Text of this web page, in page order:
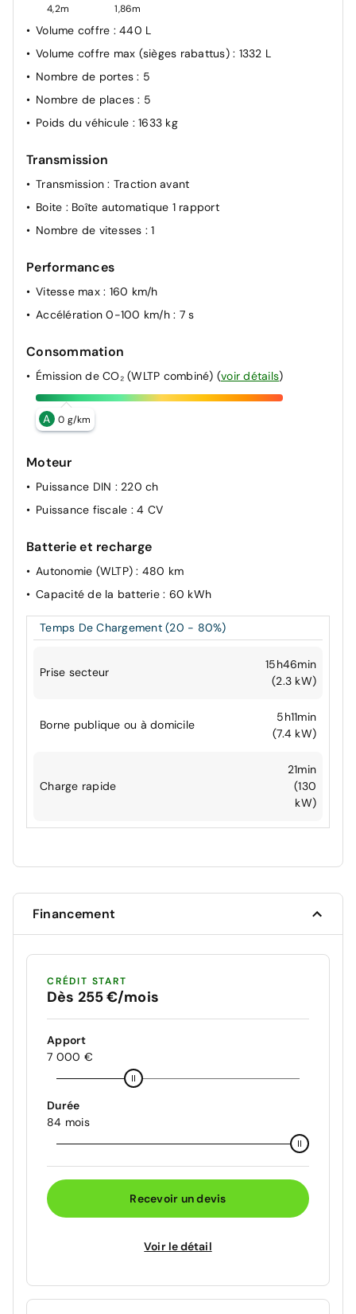
4,2m 1,86m
Volume coffre : 440 L
Volume coffre max (sièges rabattus) : 1332 L
Nombre de portes: 5
Nombre de places: 5
Poids du véhicule : 1633 kg
Transmission
Transmission: Traction avant
Boite : Boîte automatique 1 rapport
Nombre de vitesses : 1
Performances
Vitesse max : 160 km/h
Accélération 0-100 km/h : 7 s
Consommation
Émission de CO₂ (WLTP combiné) (voir détails)
A 0 g/km
Moteur
Puissance DIN : 220 ch
Puissance fiscale : 4 CV
Batterie et recharge
Autonomie (WLTP): 480 km
Capacité de la batterie : 60 kWh
Temps De Chargement (20 - 80%)
Prise secteur
15h46min
(2.3 kW)
Borne publique ou à domicile
5h11min
(7.4 kW)
Charge rapide
21min
(130
kW)
Financement
CRÉDIT START
Dès 255 €/mois
Apport
7 000 €
Durée
84 mois
Recevoir un devis
Voir le détail